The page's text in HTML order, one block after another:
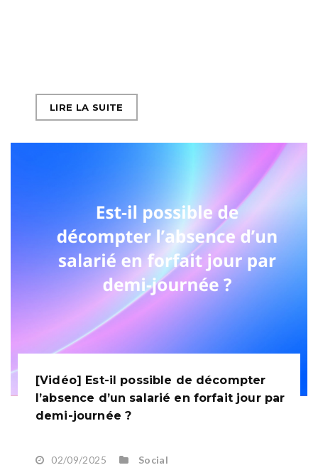
LIRE LA SUITE
[Vidéo] Est-il possible de décompter
l’absence d’un salarié en forfait jour par
demi-journée ?
02/09/2025
Social